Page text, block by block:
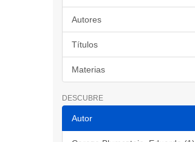
Autores
Títulos
Materias
DESCUBRE
Autor